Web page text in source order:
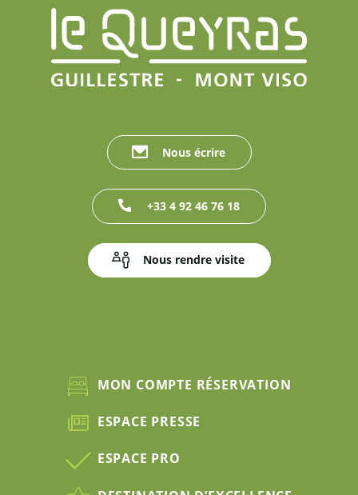
Nous écrire
+33 4 92 46 76 18
Nous rendre visite
MON COMPTE RÉSERVATION
ESPACE PRESSE
ESPACE PRO